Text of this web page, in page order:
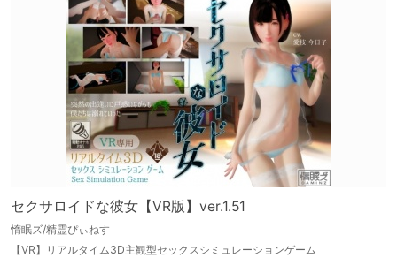
セクサロイドな彼女【VR版】ver.1.51
惰眠ズ/精霊ぴぃねす
【VR】リアルタイム3D主観型セックスシミュレーションゲーム